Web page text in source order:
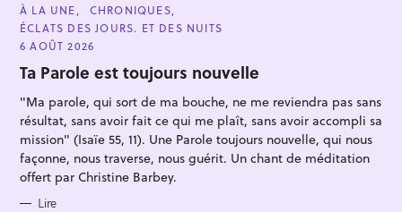
C
A
T
E
G
O
R
E
À LA UNE
CHRONIQUES
ÉCLATS DES JOURS. ET DES NUITS
6 AOÛT 2026
Ta Parole est toujours nouvelle
"Ma parole, qui sort de ma bouche, ne me reviendra pas sans
résultat, sans avoir fait ce qui me plaît, sans avoir accompli sa
mission" (Isaïe 55, 11). Une Parole toujours nouvelle, qui nous
façonne, nous traverse, nous guérit. Un chant de méditation
offert par Christine Barbey.
Lire
e
r
h
e
r